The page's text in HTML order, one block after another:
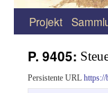
Zum
springen
Projekt
P. 9405:
Persistente URL https://